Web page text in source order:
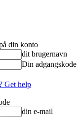
din konto
dit brugernavn
Din adgangskode
Get help
din e-mail